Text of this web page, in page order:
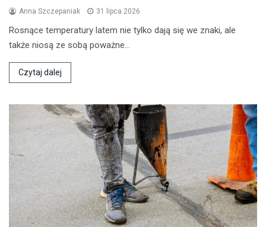
Anna Szczepaniak 31 lipca 2026
Rosnące temperatury latem nie tylko dają się we znaki, ale
także niosą ze sobą poważne…
Czytaj dalej